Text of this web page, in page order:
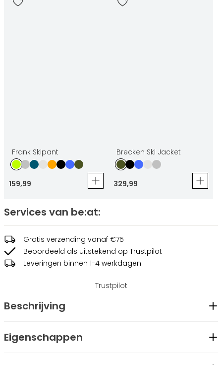
Frank Skipant
159,99
Brecken Ski Jacket
329,99
Services van be:at:
Gratis verzending vanaf €75
Beoordeeld als uitstekend op Trustpilot
Leveringen binnen 1-4 werkdagen
Trustpilot
Beschrijving
een fleece binnenkant en behandeld met Polygiene om
Eigenschappen